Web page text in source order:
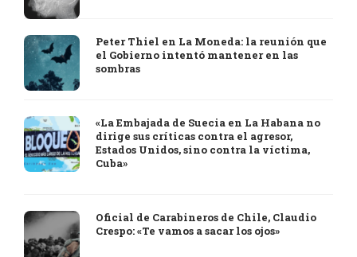
Peter Thiel en La Moneda: la reunión que
el Gobierno intentó mantener en las
sombras
«La Embajada de Suecia en La Habana no
dirige sus críticas contra el agresor,
Estados Unidos, sino contra la víctima,
Cuba»
Oficial de Carabineros de Chile, Claudio
Crespo: «Te vamos a sacar los ojos»